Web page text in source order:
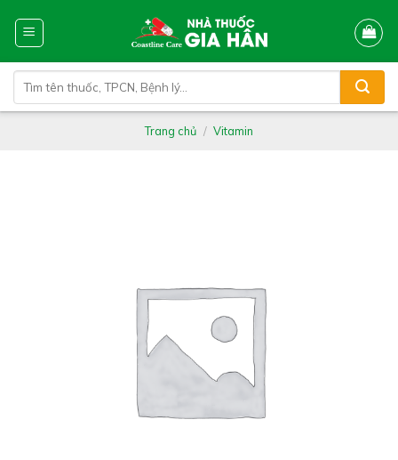
kiếm:
Trang chủ / Vitamin